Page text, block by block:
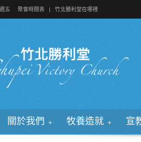
五 聚會時間表 | 竹北勝利堂在哪裡
關於我們 牧養造就 宣